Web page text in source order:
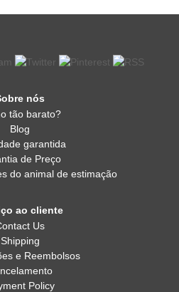
nós
tão barato?
Blog
garantida
de Preço
do animal de estimação
ao cliente
Us
Shipping
e Reembolsos
Policy